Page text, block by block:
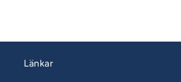
Länkar